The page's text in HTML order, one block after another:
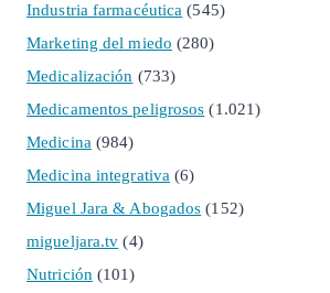
Industria farmacéutica (545)
Marketing del miedo (280)
Medicalización (733)
Medicamentos peligrosos (1.021)
Medicina (984)
Medicina integrativa (6)
Miguel Jara & Abogados (152)
migueljara.tv (4)
Nutrición (101)